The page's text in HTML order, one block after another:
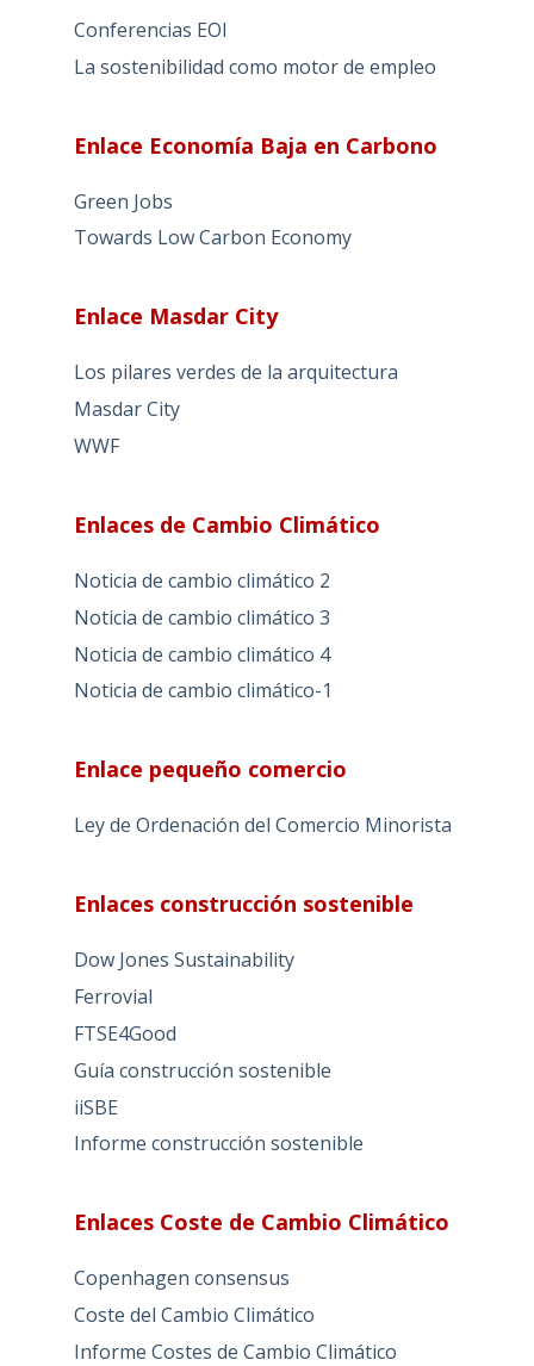
Conferencias EOI
La sostenibilidad como motor de empleo
Enlace Economía Baja en Carbono
Green Jobs
Towards Low Carbon Economy
Enlace Masdar City
Los pilares verdes de la arquitectura
Masdar City
WWF
Enlaces de Cambio Climático
Noticia de cambio climático 2
Noticia de cambio climático 3
Noticia de cambio climático 4
Noticia de cambio climático-1
Enlace pequeño comercio
Ley de Ordenación del Comercio Minorista
Enlaces construcción sostenible
Dow Jones Sustainability
Ferrovial
FTSE4Good
Guía construcción sostenible
iiSBE
Informe construcción sostenible
Enlaces Coste de Cambio Climático
Copenhagen consensus
Coste del Cambio Climático
Informe Costes de Cambio Climático